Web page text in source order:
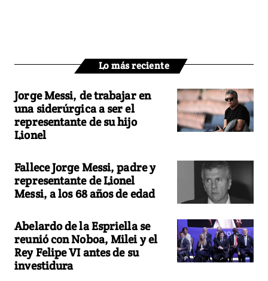
Lo más reciente
Jorge Messi, de trabajar en
una siderúrgica a ser el
representante de su hijo
Lionel
Fallece Jorge Messi, padre y
representante de Lionel
Messi, a los 68 años de edad
Abelardo de la Espriella se
reunió con Noboa, Milei y el
Rey Felipe VI antes de su
investidura